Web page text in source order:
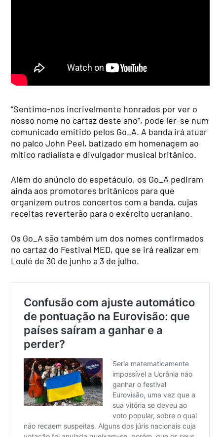
“Sentimo-nos incrivelmente honrados por ver o
nosso nome no cartaz deste ano”, pode ler-se num
comunicado emitido pelos Go_A. A banda irá atuar
no palco John Peel, batizado em homenagem ao
mítico radialista e divulgador musical britânico.
Além do anúncio do espetáculo, os Go_A pediram
ainda aos promotores britânicos para que
organizem outros concertos com a banda, cujas
receitas reverterão para o exército ucraniano.
Os Go_A são também um dos nomes confirmados
no cartaz do Festival MED, que se irá realizar em
Loulé de 30 de junho a 3 de julho.